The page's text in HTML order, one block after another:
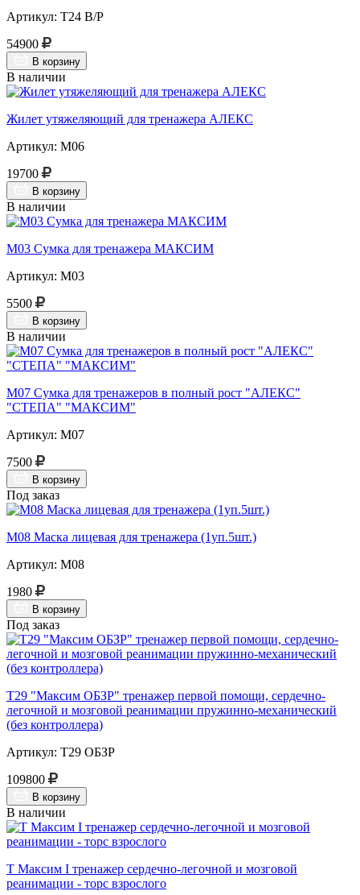
Артикул: Т24 В/Р
54900
В корзину
В наличии
Жилет утяжеляющий для тренажера АЛЕКС
Артикул: М06
19700
В корзину
В наличии
М03 Сумка для тренажера МАКСИМ
Артикул: М03
5500
В корзину
В наличии
М07 Сумка для тренажеров в полный рост "АЛЕКС"
"СТЕПА" "МАКСИМ"
Артикул: М07
7500
В корзину
Под заказ
М08 Маска лицевая для тренажера (1уп.5шт.)
Артикул: М08
1980
В корзину
Под заказ
Т29 "Максим ОБЗР" тренажер первой помощи, сердечно-
легочной и мозговой реанимации пружинно-механический
(без контроллера)
Артикул: Т29 ОБЗР
109800
В корзину
В наличии
Т Максим I тренажер сердечно-легочной и мозговой
реанимации - торс взрослого